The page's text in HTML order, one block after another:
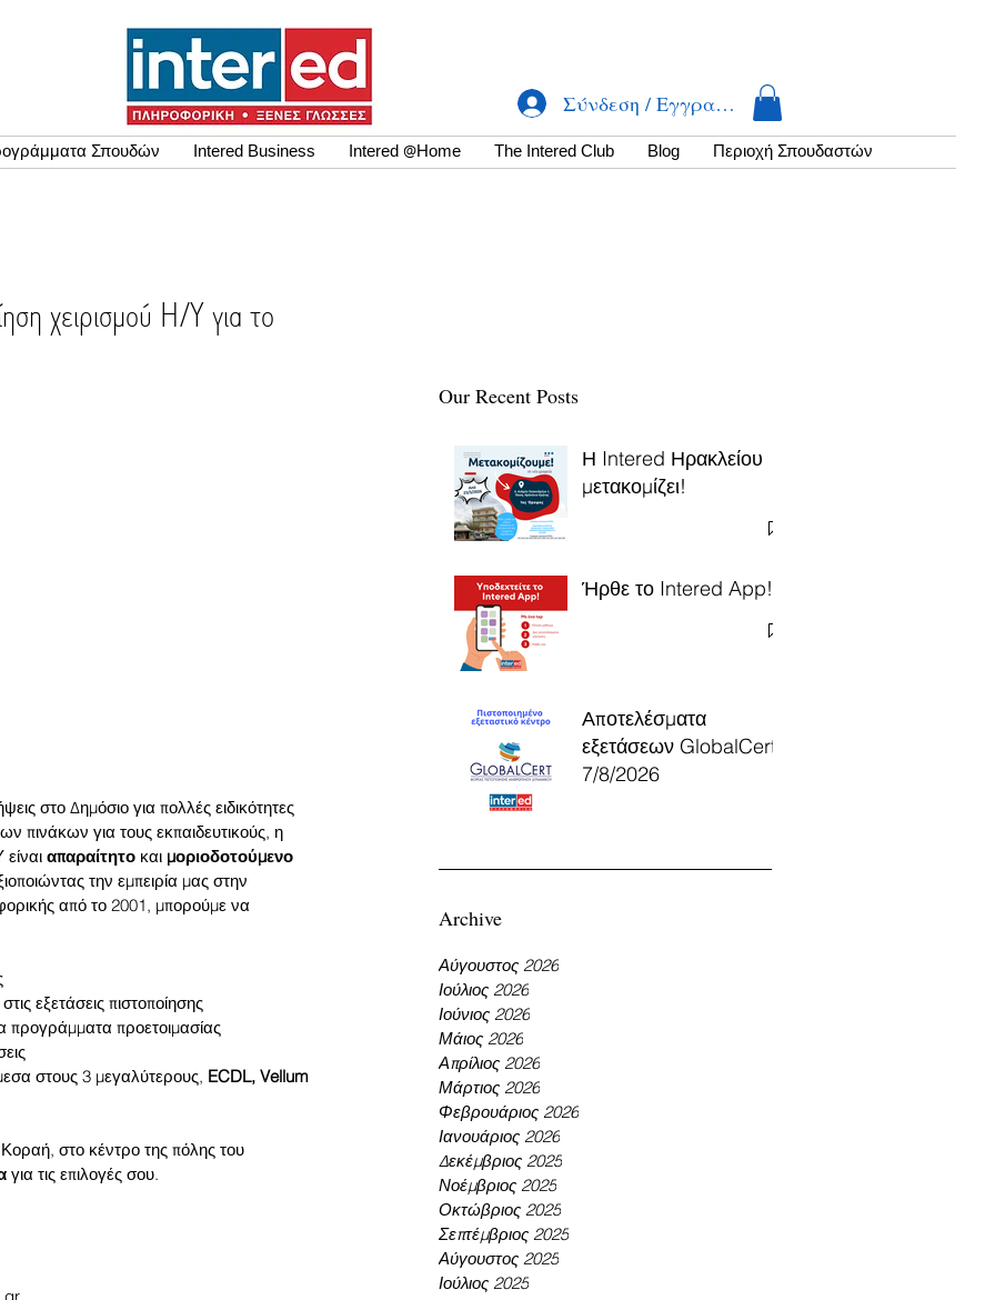
Σύνδεση / Εγγραφή
Σπουδών Intered Business Intered @Home The Intered Club Βlog Περιοχή Σπουδαστών
Our Recent Posts
Η Intered Ηρακλείου
μετακομίζει!
Ήρθε το Intered App!
Αποτελέσματα
εξετάσεων GlobalCert
7/8/2026
Archive
Αύγουστος 2026
Ιούλιος 2026
Ιούνιος 2026
Μάιος 2026
Απρίλιος 2026
Μάρτιος 2026
Φεβρουάριος 2026
Ιανουάριος 2026
Δεκέμβριος 2025
Νοέμβριος 2025
Οκτώβριος 2025
Σεπτέμβριος 2025
Αύγουστος 2025
Ιούλιος 2025
χειρισμού Η/Υ για το
στο Δημόσιο για πολλές ειδικότητες
πινάκων για τους εκπαιδευτικούς, η
απαραίτητο και μοριοδοτούμενο
την εμπειρία μας στην
από το 2001, μπορούμε να
εξετάσεις πιστοποίησης
προγράμματα προετοιμασίας
στους 3 μεγαλύτερους, ECDL, Vellum
στο κέντρο της πόλης του
για τις επιλογές σου.